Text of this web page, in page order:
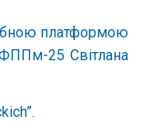
платформою
ФППм-25 Світлана